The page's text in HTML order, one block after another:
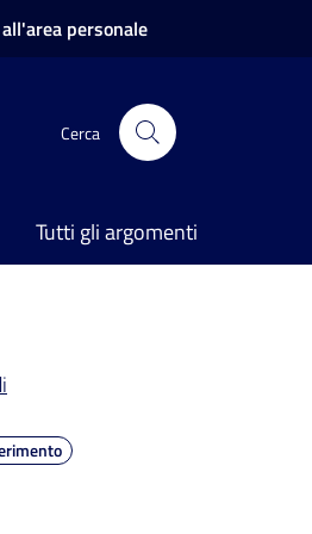
personale
Cerca
Tutti gli argomenti